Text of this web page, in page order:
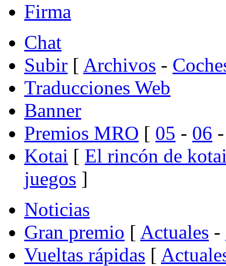
Firma
Chat
Subir [ Archivos -
Traducciones Web
Banner
Premios MRO [ 05 - 06
Kotai [ El rincón de
juegos ]
Noticias
Gran premio [ Actuales -
Vueltas rápidas [